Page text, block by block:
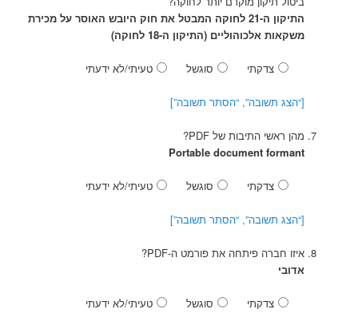
התיקון ה-21 לחוקה המבטל את חוק היובש האוסר על מכירת
משקאות אלכוהוליים (התיקון ה-18 לחוקה)
צדקתי סוגשל טעיתי/לא ידעתי
[“הצג תשובה”, “הסתר תשובה”]
מהן ראשי התיבות של PDF?
Portable document formant
צדקתי סוגשל טעיתי/לא ידעתי
[“הצג תשובה”, “הסתר תשובה”]
איזו חברה פיתחה את פורמט ה-PDF?
אדובי
צדקתי סוגשל טעיתי/לא ידעתי